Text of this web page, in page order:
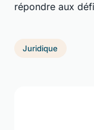
répondre aux
Juridique